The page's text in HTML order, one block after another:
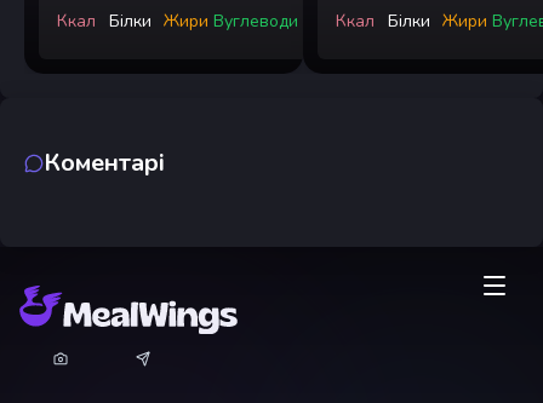
Ккал Білки Жири Вуглеводи Ккал Білки Жири
Коментарі